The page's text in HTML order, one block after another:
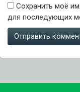
Сохранить моё
для последующих